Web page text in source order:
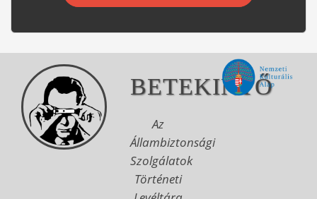
BETEKINTŐ
Az
Állambiztonsági
Szolgálatok
Történeti